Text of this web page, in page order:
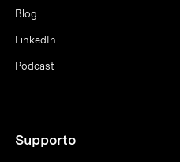
Blog
LinkedIn
Podcast
Supporto